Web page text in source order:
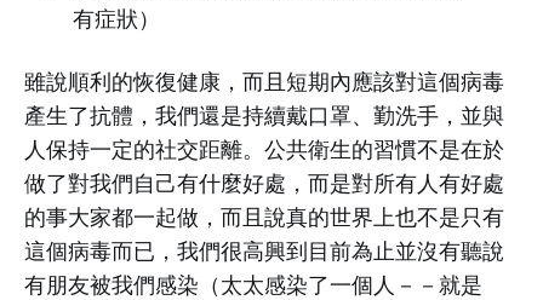
有症狀）
雖說順利的恢復健康，而且短期內應該對這個病毒
產生了抗體，我們還是持續戴口罩、勤洗手，並與
人保持一定的社交距離。公共衛生的習慣不是在於
做了對我們自己有什麼好處，而是對所有人有好處
的事大家都一起做，而且說真的世界上也不是只有
這個病毒而已，我們很高興到目前為止並沒有聽說
有朋友被我們感染（太太感染了一個人－－就是